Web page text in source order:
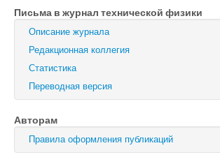
Журнал технической физики
Письма в Журнал технической физики
Физика твердого тела
Физика и техника полупроводников
Оптика и спектроскопия
Письма в журнал технической физики
Описание журнала
Редакционная коллегия
Статистика
Переводная версия
Авторам
Правила оформления публикаций